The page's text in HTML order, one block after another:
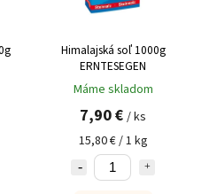
Himalajská soľ 1000g
ERNTESEGEN
Máme skladom
7,90 € / ks
15,80 € / 1 kg